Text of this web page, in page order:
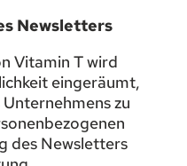
Newsletters
Vitamin T wird
eingeräumt,
zu
des Newsletters